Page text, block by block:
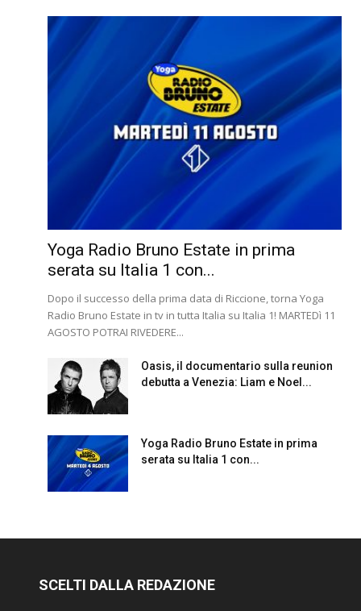
Yoga Radio Bruno Estate in prima
serata su Italia 1 con...
Dopo il successo della prima data di Riccione, torna Yoga
Radio Bruno Estate in tv in tutta Italia su Italia 1! MARTEDì 11
AGOSTO POTRAI RIVEDERE...
Oasis, il documentario sulla reunion
debutta a Venezia: Liam e Noel...
Yoga Radio Bruno Estate in prima
serata su Italia 1 con...
SCELTI DALLA REDAZIONE